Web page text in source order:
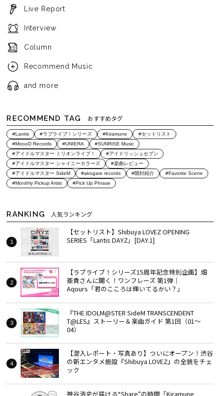
Live Report
Interview
Column
Recommend Music
and more
RECOMMEND TAG おすすめタグ
#Lantis #ラブライブ！シリーズ #Kiramune
#セットリスト
#MoooD Records
#UNIERA
#SUNRISE Music
#アイドルマスター ミリオンライブ！
#アイドリッシュセブン
#アイドルマスター シャイニーカラーズ
#楽曲レビュー
#アイドルマスター SideM
#akogare records #開封紹介
#Favorite Scene
#Monthly Pickup Artist
#Pick Up Phrase
RANKING 人気ランキング
【セットリスト】Shibuya LOVEZ OPENING
SERIES「Lantis DAYZ」[DAY.1]
【ラブライブ！シリーズ15周年記念特別企画】畑
亜貴さんに聞く！ワンフレーズ 第1弾｜
Aqours「君のこころは輝いてるかい？」
『THE IDOLM@STER SideM TRANSCENDENT
T@LES』ストーリー＆楽曲ガイド 第1回（01～
04）
【潜入レポート・写真あり】ついにオープン！渋谷
の新エンタメ施設『Shibuya LOVEZ』の全貌をチェ
ック
神谷浩史が届ける“Share”の時間――「Kiramune